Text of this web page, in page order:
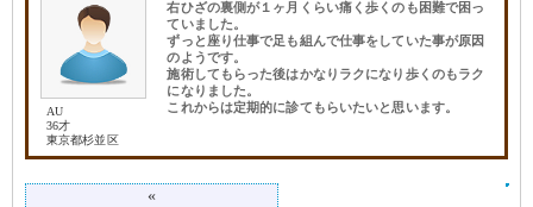
AU
36才
東京都杉並区
右ひざの裏側が１ヶ月くらい痛く歩くのも困難で困っ
ていました。
ずっと座り仕事で足も組んで仕事をしていた事が原因
のようです。
施術してもらった後はかなりラクになり歩くのもラク
になりました。
これからは定期的に診てもらいたいと思います。
«